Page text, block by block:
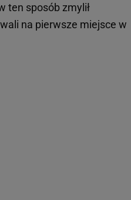
ten sposób zmylił
na pierwsze miejsce w